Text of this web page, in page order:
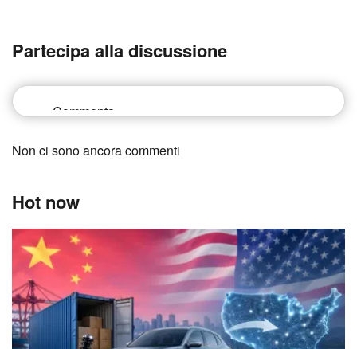
Partecipa alla discussione
Non ci sono ancora commenti
Hot now